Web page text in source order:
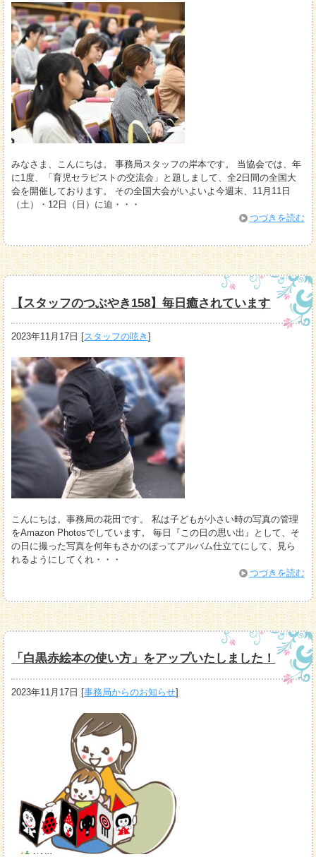
みなさま、こんにちは。 事務局スタッフの岸本です。 当協会では、年
に1度、「育児セラピストの交流会」と題しまして、全2日間の全国大
会を開催しております。 その全国大会がいよいよ今週末、11月11日
（土）・12日（日）に迫・・・
つづきを読む
【スタッフのつぶやき158】毎日癒されています
2023年11月17日 [スタッフの呟き]
こんにちは。事務局の花田です。 私は子どもが小さい時の写真の管理
をAmazon Photosでしています。 毎日『この日の思い出』として、そ
の日に撮った写真を何年もさかのぼってアルバム仕立てにして、見ら
れるようにしてくれ・・・
つづきを読む
「白黒赤絵本の使い方」をアップいたしました！
2023年11月17日 [事務局からのお知らせ]